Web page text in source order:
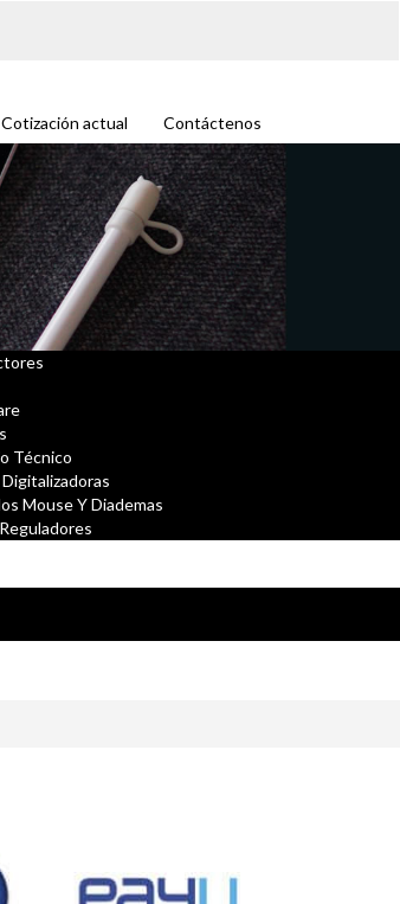
Cotización actual Contáctenos
Técnico
Digitalizadoras
Mouse Y Diademas